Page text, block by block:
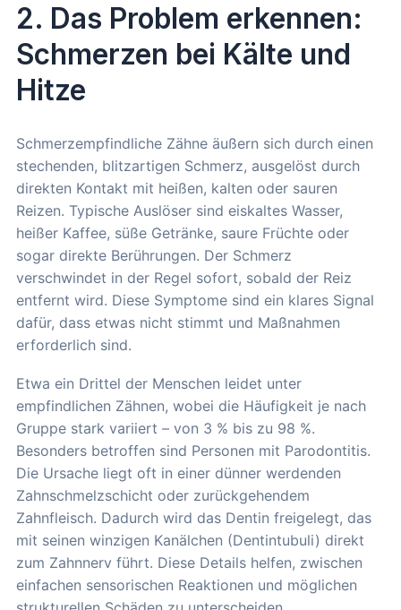
2. Das Problem erkennen:
Schmerzen bei Kälte und
Hitze
Schmerzempfindliche Zähne äußern sich durch einen
stechenden, blitzartigen Schmerz, ausgelöst durch
direkten Kontakt mit heißen, kalten oder sauren
Reizen. Typische Auslöser sind eiskaltes Wasser,
heißer Kaffee, süße Getränke, saure Früchte oder
sogar direkte Berührungen. Der Schmerz
verschwindet in der Regel sofort, sobald der Reiz
entfernt wird. Diese Symptome sind ein klares Signal
dafür, dass etwas nicht stimmt und Maßnahmen
erforderlich sind.
Etwa ein Drittel der Menschen leidet unter
empfindlichen Zähnen, wobei die Häufigkeit je nach
Gruppe stark variiert – von 3 % bis zu 98 %.
Besonders betroffen sind Personen mit Parodontitis.
Die Ursache liegt oft in einer dünner werdenden
Zahnschmelzschicht oder zurückgehendem
Zahnfleisch. Dadurch wird das Dentin freigelegt, das
mit seinen winzigen Kanälchen (Dentintubuli) direkt
zum Zahnnerv führt. Diese Details helfen, zwischen
einfachen sensorischen Reaktionen und möglichen